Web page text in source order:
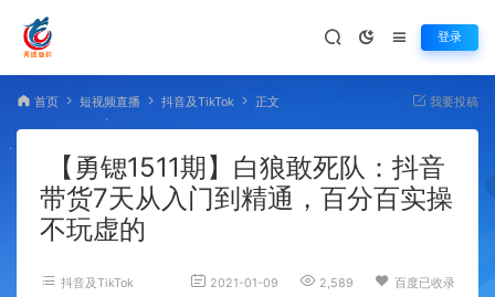
登录
首页 短视频直播 抖音及TikTok 正文 我要投稿
【勇锶1511期】白狼敢死队：抖音
带货7天从入门到精通，百分百实操
不玩虚的
抖音及TikTok 2021-01-09 2,589 百度已收录